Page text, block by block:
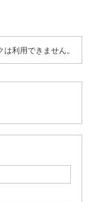
は利用できません。